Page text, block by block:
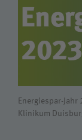
Über uns
Karriere
Wie können
Energiespar-
Klinikum